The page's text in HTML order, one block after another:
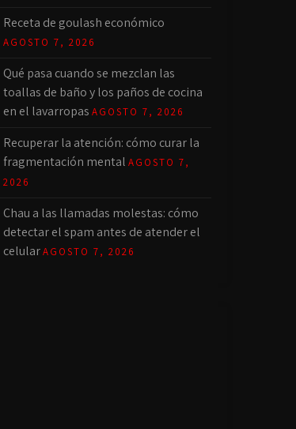
Receta de goulash económico
AGOSTO 7, 2026
Qué pasa cuando se mezclan las
toallas de baño y los paños de cocina
en el lavarropas AGOSTO 7, 2026
Recuperar la atención: cómo curar la
fragmentación mental AGOSTO 7,
2026
Chau a las llamadas molestas: cómo
detectar el spam antes de atender el
celular AGOSTO 7, 2026